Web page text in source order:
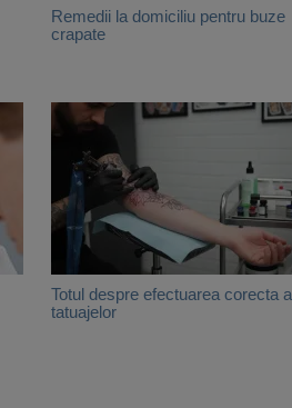
Remedii la domiciliu pentru buze
crapate
Totul despre efectuarea corecta a
tatuajelor